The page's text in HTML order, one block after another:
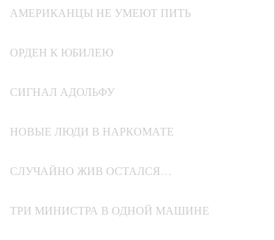
АМЕРИКАНЦЫ НЕ УМЕЮТ ПИТЬ
ОРДЕН К ЮБИЛЕЮ
СИГНАЛ АДОЛЬФУ
НОВЫЕ ЛЮДИ В НАРКОМАТЕ
СЛУЧАЙНО ЖИВ ОСТАЛСЯ…
ТРИ МИНИСТРА В ОДНОЙ МАШИНЕ